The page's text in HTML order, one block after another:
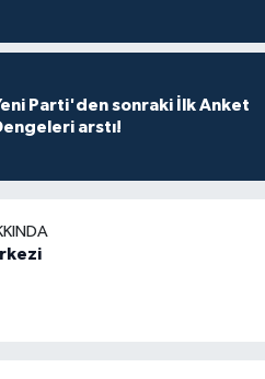
Parti'den sonraki İlk Anket
arstı!